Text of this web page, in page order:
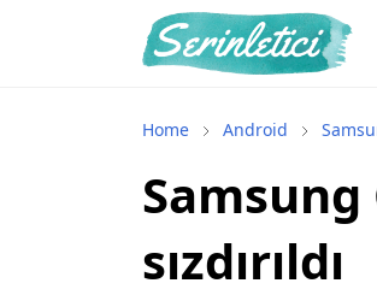
Home Android
sızdırıldı